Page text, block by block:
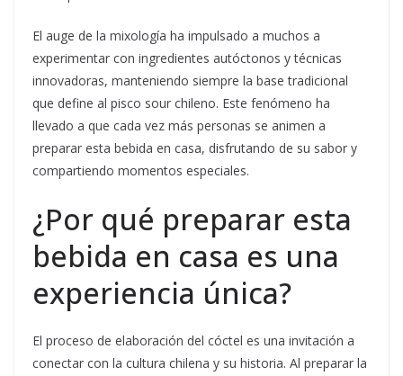
El auge de la mixología ha impulsado a muchos a
experimentar con ingredientes autóctonos y técnicas
innovadoras, manteniendo siempre la base tradicional
que define al pisco sour chileno. Este fenómeno ha
llevado a que cada vez más personas se animen a
preparar esta bebida en casa, disfrutando de su sabor y
compartiendo momentos especiales.
¿Por qué preparar esta
bebida en casa es una
experiencia única?
El proceso de elaboración del cóctel es una invitación a
conectar con la cultura chilena y su historia. Al preparar la